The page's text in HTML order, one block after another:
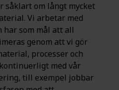
såklart om långt mycket
Vi arbetar med
har som mål att all
genom att vi gör
processer och
med vår
till exempel jobbar